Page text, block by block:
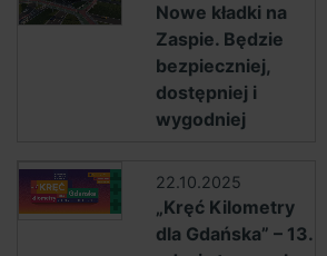
Nowe kładki na
Zaspie. Będzie
bezpieczniej,
dostępniej i
wygodniej
22.10.2025
„Kręć Kilometry
dla Gdańska” – 13.